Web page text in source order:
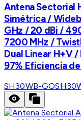
Antena Sectorial
Simétrica /
GHz / 20 dBi /
7200 MHz /
Dual Linear H+V /
97% Eficiencia
SH30WB-GO